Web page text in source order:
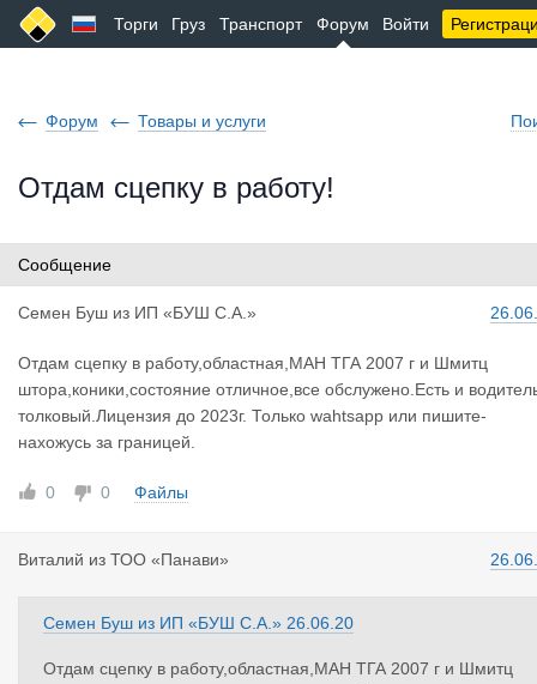
Торги Груз Транспорт Форум Войти
Форум Товары и услуги
Отдам сцепку в работу!
Сообщение
Семен Буш из ИП «БУШ С.А.»
Отдам сцепку в работу,областная,МАН ТГА 2007 г и Шмитц
штора,коники,состояние отличное,все обслужено.Есть и
толковый.Лицензия до 2023г. Только wahtsapp или пишите-
нахожусь за границей.
0 0 Файлы
Виталий из ТОО «Панави»
Семен Буш из ИП «БУШ С.А.» 26.06.20
Отдам сцепку в работу,областная,МАН ТГА 2007 г и Шмитц